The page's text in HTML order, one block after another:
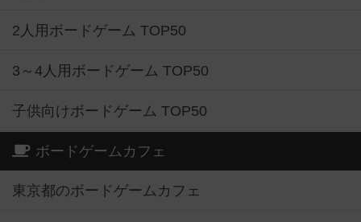
2人用ボードゲーム TOP50
3～4人用ボードゲーム TOP50
子供向けボードゲーム TOP50
ボードゲームカフェ
東京都のボードゲームカフェ